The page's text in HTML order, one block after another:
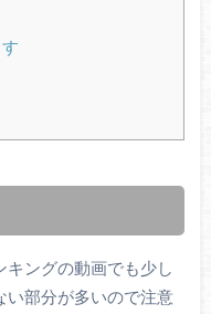
ングの動画でも少し
い部分が多いので注意